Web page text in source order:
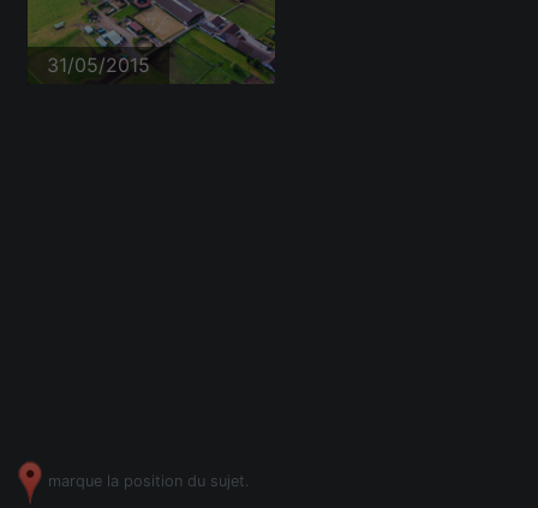
31/05/2015
marque la position du sujet.